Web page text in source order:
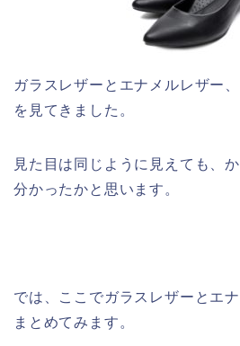
ガラスレザーとエナメルレザー
を見てきました。
見た目は同じように見えても、
分かったかと思います。
では、ここでガラスレザーとエ
まとめてみます。